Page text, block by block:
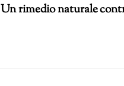
Un rimedio naturale